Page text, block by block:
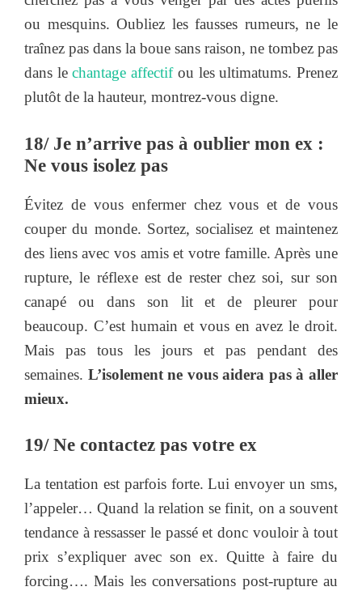
ou mesquins. Oubliez les fausses rumeurs, ne le
traînez pas dans la boue sans raison, ne tombez pas
dans lechantage affectif ou les ultimatums. Prenez
plutôt de la hauteur, montrez-vous digne.
18/ Je n’arrive pas à oublier mon ex :
Ne vous isolez pas
Évitez de vous enfermer chez vous et de vous
couper du monde. Sortez, socialisez et maintenez
des liens avec vos amis et votre famille. Après une
rupture, le réflexe est de rester chez soi, sur son
canapé ou dans son lit et de pleurer pour
beaucoup. C’est humain et vous en avez le droit.
Mais pas tous les jours et pas pendant des
semaines. L’isolement ne vous aidera pas à aller
mieux.
19/ Ne contactez pas votre ex
La tentation est parfois forte. Lui envoyer un sms,
l’appeler… Quand la relation se finit, on a souvent
tendance à ressasser le passé et donc vouloir à tout
prix s’expliquer avec son ex. Quitte à faire du
forcing…. Mais les conversations post-rupture au